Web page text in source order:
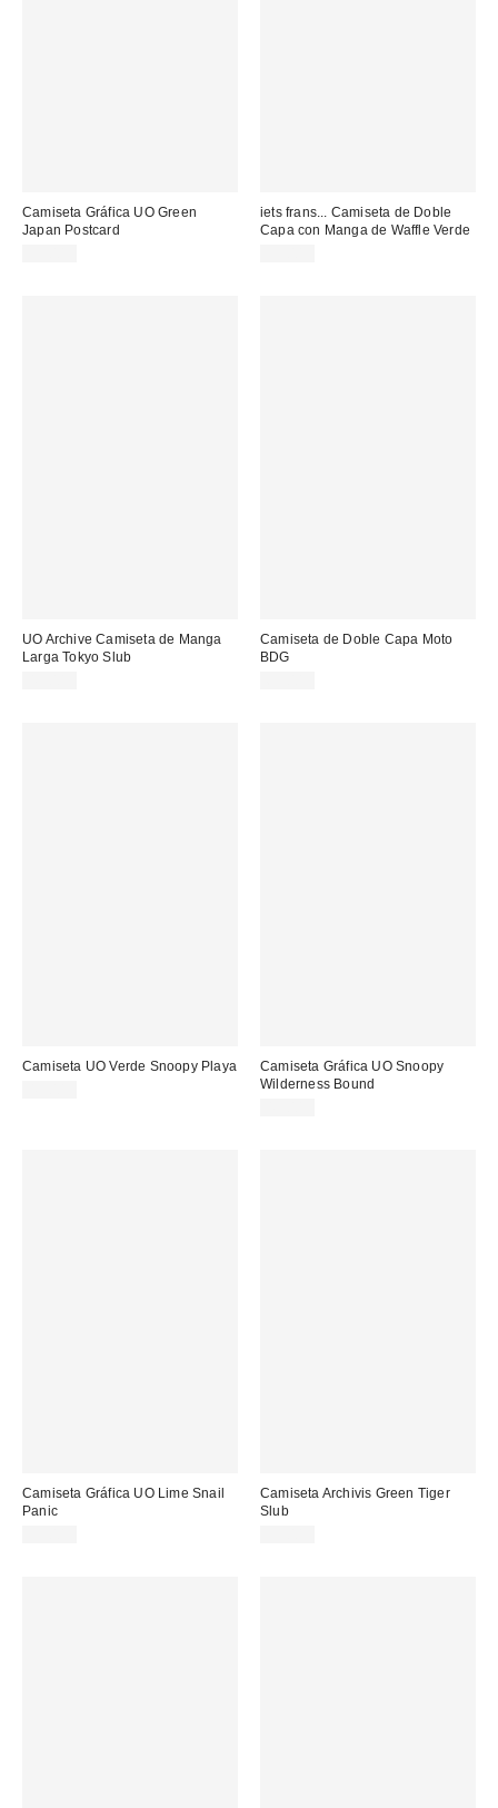
Camiseta Gráfica UO Green
Japan Postcard
iets frans... Camiseta de Doble
Capa con Manga de Waffle Verde
UO Archive Camiseta de Manga
Larga Tokyo Slub
Camiseta de Doble Capa Moto
BDG
Camiseta UO Verde Snoopy Playa
Camiseta Gráfica UO Snoopy
Wilderness Bound
Camiseta Gráfica UO Lime Snail
Panic
Camiseta Archivis Green Tiger
Slub